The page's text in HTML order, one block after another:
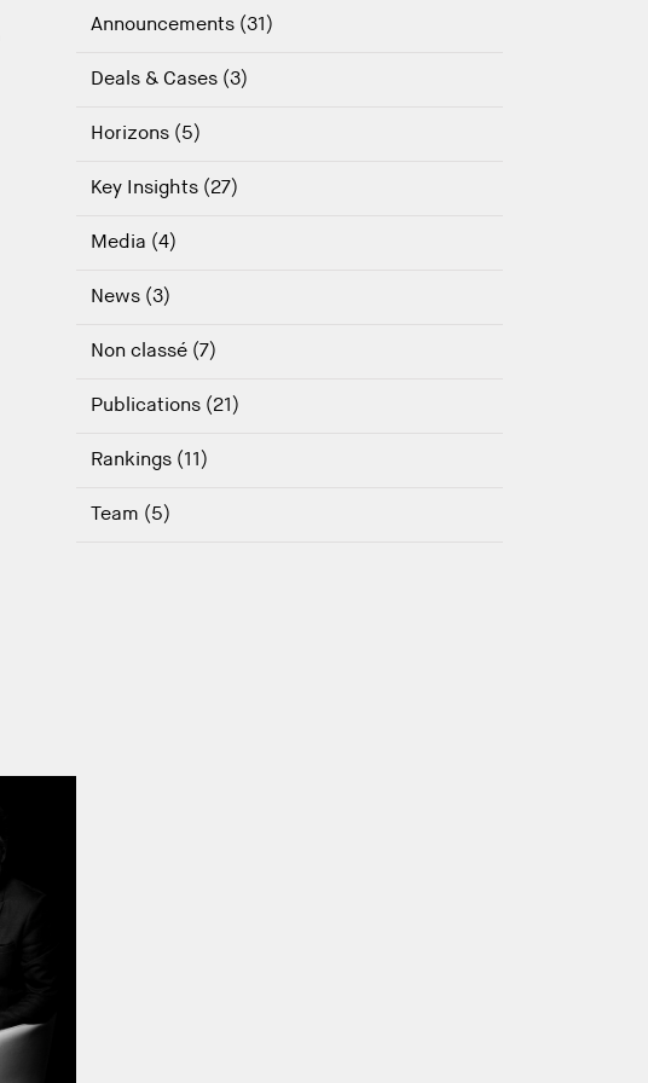
Announcements (31)
Deals & Cases (3)
Horizons (5)
Key Insights (27)
Media (4)
News (3)
Non classé (7)
Publications (21)
Rankings (11)
Team (5)